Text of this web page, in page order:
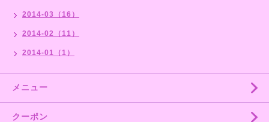
2014-03（16）
2014-02（11）
2014-01（1）
メニュー
クーポン